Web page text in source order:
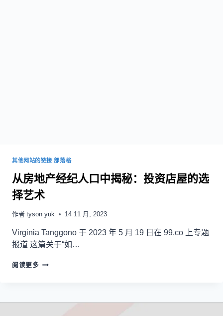
其他网站的链接|部落格
从房地产经纪人口中揭秘：投资店屋的选
择艺术
作者 tyson yuk 14 11 月, 2023
Virginia Tanggono 于 2023 年 5 月 19 日在 99.co 上专题
报道 这篇关于“如…
阅读更多